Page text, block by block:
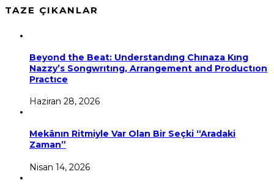
TAZE ÇIKANLAR
Beyond the Beat: Understandıng Chınaza Kıng
Nazzy’s Songwrıtıng, Arrangement and Productıon
Practıce
Haziran 28, 2026
Mekânın Ritmiyle Var Olan Bir Seçki “Aradaki
Zaman”
Nisan 14, 2026